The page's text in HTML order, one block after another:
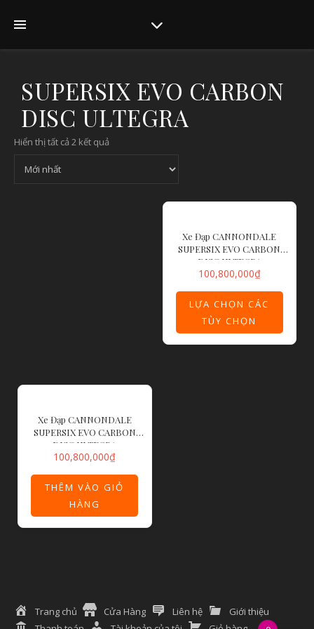
SUPERSIX EVO CARBON
DISC ULTEGRA
Hiển thị tất cả 2 kết quả
Xe Đạp CANNONDALE
SUPERSIX EVO CARBON
DISC ULTEGRA
100,800,000₫
LỰA CHỌN CÁC
TÙY CHỌN
Xe Đạp CANNONDALE
SUPERSIX EVO CARBON
DISC ULTEGRA
100,800,000₫
THÊM VÀO GIỎ
HÀNG
Trang chủ Cửa Hàng Liên hệ
Giới thiệu